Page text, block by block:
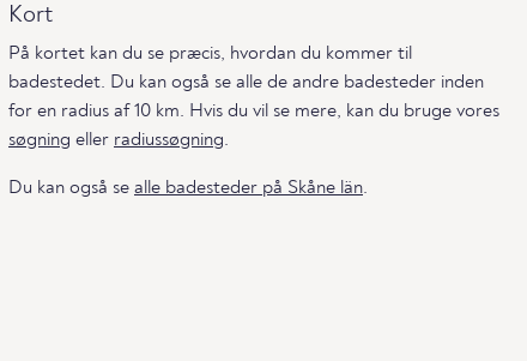
Kort
På kortet kan du se præcis, hvordan du kommer til
badestedet. Du kan også se alle de andre badesteder inden
for en radius af 10 km. Hvis du vil se mere, kan du bruge vores
søgning eller radiussøgning.
Du kan også se alle badesteder på Skåne län.